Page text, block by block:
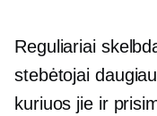
Reguliariai
stebėtojai
kuriuos jie ir